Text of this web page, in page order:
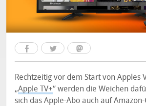
Rechtzeitig vor dem Start von Apples
„Apple TV+“ werden die Weichen
sich das Apple-Abo auch auf